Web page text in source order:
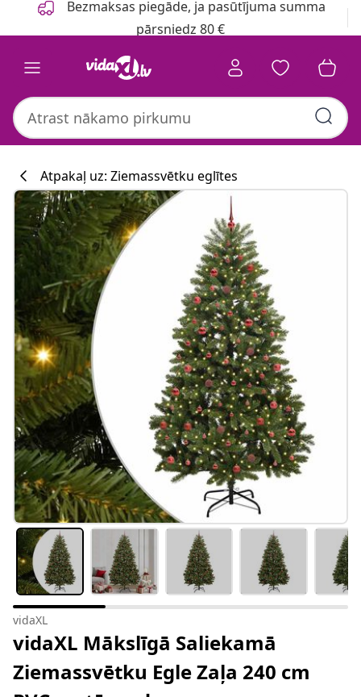
Bezmaksas piegāde, ja pasūtījuma summa
pārsniedz 80 €
Atpakaļ uz: Ziemassvētku eglītes
vidaXL
vidaXL Mākslīgā Saliekamā
Ziemassvētku Egle Zaļa 240 cm